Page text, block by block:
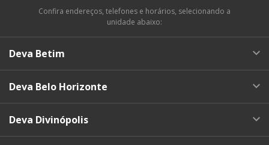
Confira endereços, telefones e horários, selecionando a
unidade abaixo:
Deva Betim
Deva Belo Horizonte
Deva Divinópolis